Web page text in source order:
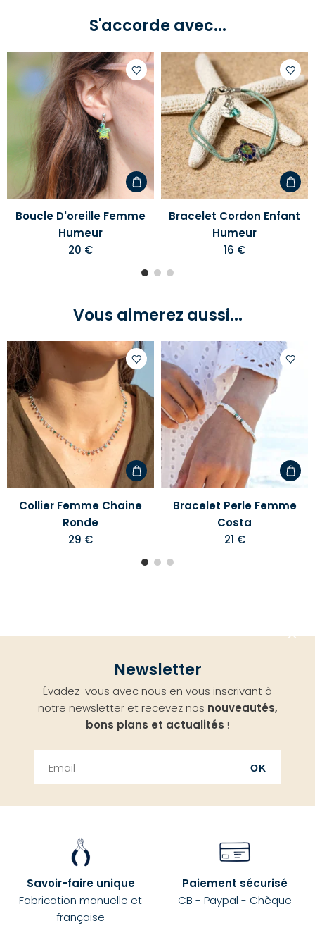
S'accorde avec...
Ajouter
liste
d'envies
Boucle D'oreille Femme
Humeur
20 €
à
votre
liste
Bracelet Cordon Enfant
Humeur
16 €
Vous aimerez aussi...
Ajouter
à
votre
liste
d'envies
Collier Femme Chaine
Ronde
29 €
Bracelet Perle Femme
Costa
21 €
Newsletter
Évadez-vous avec nous en vous inscrivant à
notre newsletter et recevez nos nouveautés,
bons plans et actualités !
OK
Savoir-faire unique
Fabrication manuelle et
française
Paiement sécurisé
CB - Paypal - Chèque